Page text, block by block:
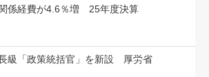
係経費が4.6％増 25年度決算
級「政策統括官」を新設 厚労省